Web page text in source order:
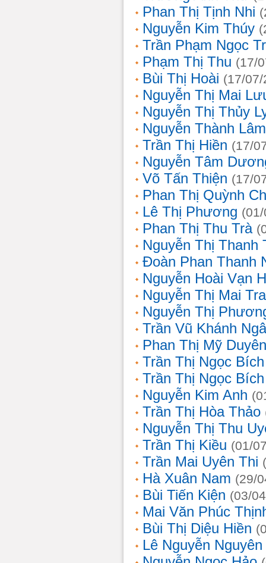
Phan Thị Tịnh Nhi
Nguyễn Kim Thúy
Trần Phạm Ngọc
Phạm Thị Thu (17/
Bùi Thị Hoài (17/
Nguyễn Thị Mai
Nguyễn Thị Thủy
Nguyễn Thành Lâm
Trần Thị Hiền (17/
Nguyễn Tâm
Võ Tấn Thiện (17/
Phan Thị Quỳnh
Lê Thị Phương
Phan Thị Thu Trà
Nguyễn Thị Thanh
Đoàn Phan Thanh
Nguyễn Hoài Vạn
Nguyễn Thị Mai
Nguyễn Thị
Trần Vũ Khánh
Phan Thị Mỹ Duyên
Trần Thị Ngọc Bích
Trần Thị Ngọc Bích
Nguyễn Kim Anh
Trần Thị Hòa Thảo
Nguyễn Thị Thu
Trần Thị Kiều (01/
Trần Mai Uyên Thi
Hà Xuân Nam (29/
Bùi Tiến Kiện (03/
Mai Văn Phúc
Bùi Thị Diệu Hiền
Lê Nguyễn